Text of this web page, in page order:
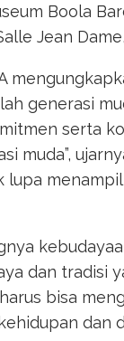
Boola
Jean
generasi
serta
muda”,
lupa
dan tradisi
bisa
dan